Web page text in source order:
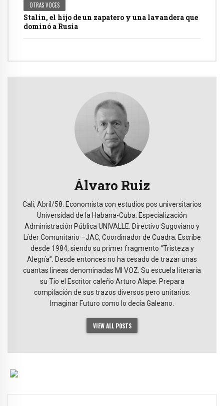
OTRAS VOCES
Stalin, el hijo de un zapatero y una lavandera que
dominó a Rusia
Álvaro Ruiz
Cali, Abril/58. Economista con estudios pos universitarios
Universidad de la Habana-Cuba. Especialización
Administración Pública UNIVALLE. Directivo Sugoviano y
Líder Comunitario –JAC, Coordinador de Cuadra. Escribe
desde 1984, siendo su primer fragmento “Tristeza y
Alegría”. Desde entonces no ha cesado de trazar unas
cuantas líneas denominadas MI VOZ. Su escuela literaria
su Tío el Escritor caleño Arturo Alape. Prepara
compilación de sus trazos diversos pero unitarios:
Imaginar Futuro como lo decía Galeano.
VIEW ALL POSTS